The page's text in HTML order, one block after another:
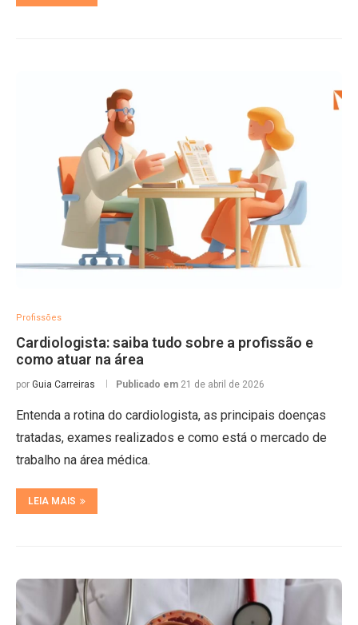
Profissões
Cardiologista: saiba tudo sobre a profissão e
como atuar na área
por Guia Carreiras Publicado em 21 de abril de 2026
Entenda a rotina do cardiologista, as principais doenças
tratadas, exames realizados e como está o mercado de
trabalho na área médica.
LEIA MAIS